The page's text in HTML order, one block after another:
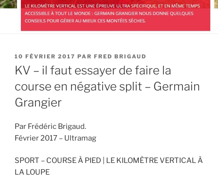
PUBLIÉ
LE
10 FÉVRIER 2017 PAR FRED BRIGAUD
KV – il faut essayer de faire la
course en négative split – Germain
Grangier
Par Frédéric Brigaud.
Février 2017 – Ultramag
SPORT – COURSE À PIED | LE KILOMÈTRE VERTICAL À
LA LOUPE